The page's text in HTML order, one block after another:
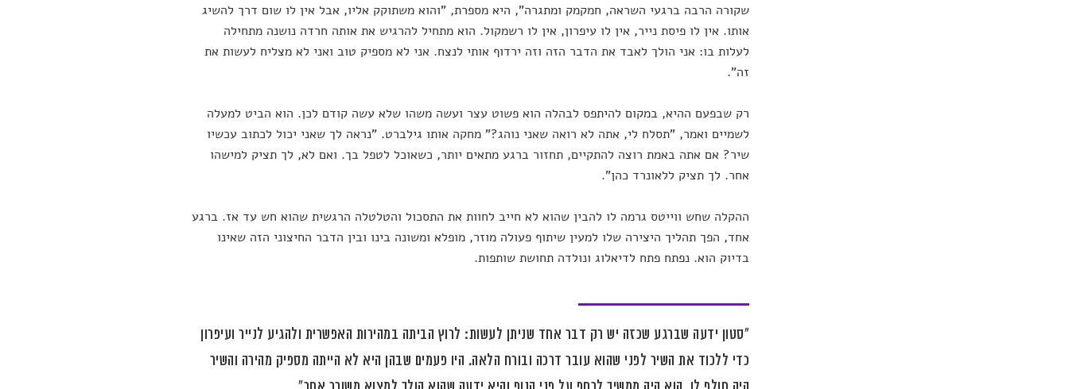
שקורה הרבה ברגעי השראה, חמקמק ומתגרה", היא מספרת, "והוא משתוקק אליו, אבל אין לו שום דרך להשיג
אותו. אין לו פיסת נייר, אין לו עיפרון, אין לו רשמקול. הוא מתחיל להרגיש את אותה חרדה נושנה מתחילה
לעלות בו: אני הולך לאבד את הדבר הזה וזה ירדוף אותי לנצח. אני לא מספיק טוב ואני לא מצליח לעשות את
זה".
רק שבפעם ההיא, במקום להיתפס לבהלה הוא פשוט עצר ועשה משהו שלא עשה קודם לכן. הוא הביט למעלה
לשמיים ואמר, "תסלח לי, אתה לא רואה שאני נוהג?" מחקה אותו גילברט. "נראה לך שאני יכול לכתוב עכשיו
שיר? אם אתה באמת רוצה להתקיים, תחזור ברגע מתאים יותר, כשאוכל לטפל בך. ואם לא, לך תציק למישהו
אחר. לך תציק ללאונרד כהן".
ההקלה שחש ווייטס גרמה לו להבין שהוא לא חייב לחוות את התסכול והטלטלה הרגשית שהוא חש עד אז. ברגע
אחד, הפך תהליך היצירה שלו למעין שיתוף פעולה מוזר, מופלא ומשונה בינו ובין הדבר החיצוני הזה שאינו
בדיוק הוא. נפתח פתח לדיאלוג ונולדה תחושת שותפות.
"סטון ידעה שברגע שכזה יש רק דבר אחד שניתן לעשות: לרוץ הביתה במהירות האפשרית ולהגיע לנייר ועיפרון
כדי ללכוד את השיר לפני שהוא עובר דרכה ובורח הלאה. היו פעמים שבהן היא לא הייתה מספיק מהירה והשיר